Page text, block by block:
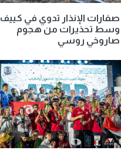
صفارات الإنذار تدوي في كييف
وسط تحذيرات من هجوم
صاروخي روسي